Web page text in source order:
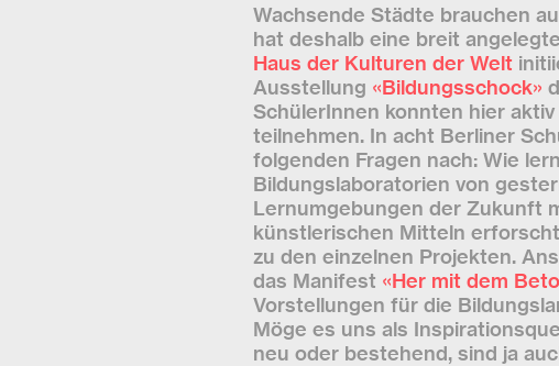
Wachsende Städte brauchen
hat deshalb eine breit
Haus der Kulturen der Welt
Ausstellung «Bildungsschock»
SchülerInnen konnten hier
teilnehmen. In acht Berliner
folgenden Fragen nach: Wie
Bildungslaboratorien von
Lernumgebungen der Zukunft
künstlerischen Mitteln
zu den einzelnen Projekten.
das Manifest «Her mit dem
Vorstellungen für die
Möge es uns als
neu oder bestehend, sind ja